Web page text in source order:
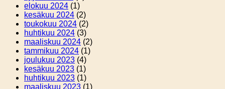
elokuu 2024 (1)
kesäkuu 2024 (2)
toukokuu 2024 (2)
huhtikuu 2024 (3)
maaliskuu 2024 (2)
tammikuu 2024 (1)
joulukuu 2023 (4)
kesäkuu 2023 (1)
huhtikuu 2023 (1)
maaliskuu 2023 (1)